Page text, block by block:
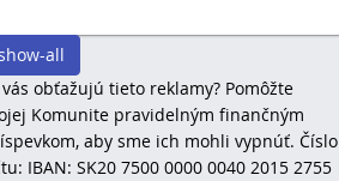
all
obťažujú tieto reklamy? Pomôžte
Komunite pravidelným finančným
aby sme ich mohli vypnúť. Číslo
IBAN: SK20 7500 0000 0040 2015 2755